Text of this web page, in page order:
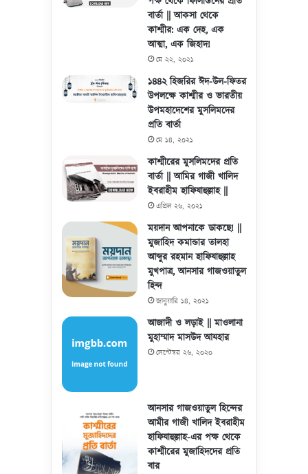
বার্তা || আকসা থেকে
কাশ্মীর: এক দেহ, এক
আত্মা, এক জিহাদ!
মে ২২, ২০২১
১৪৪২ হিজরির ঈদ-উল-ফিতর
উপলক্ষে কাশ্মীর ও ভারতীয়
উপমহাদেশের মুসলিমদের
প্রতি বার্তা
মে ১৪, ২০২১
কাশ্মীরের মুসলিমদের প্রতি
বার্তা || আমির গাজী খালিদ
ইবরাহীম হাফিযাহুল্লাহ ||
এপ্রিল ২৬, ২০২১
ময়দান আপনাকে ডাকছে! ||
মুজাহিদ কমান্ডার তালহা
আব্দুর রহমান হাফিযাহুল্লাহ
মুখপাত্র, আনসার গাজওয়াতুল
হিন্দ
জানুয়ারি ১৪, ২০২১
আজাদী ও লড়াই || মাওলানা
মুহাম্মাদ মাসউদ আযহার
সেপ্টেম্বর ২৬, ২০২০
আনসার গাজওয়াতুল হিন্দের
আমীর গাজী খালিদ ইবরাহীম
হাফিযাহুল্লাহ-এর পক্ষ থেকে
কাশ্মীরের মুজাহিদদের প্রতি
বার